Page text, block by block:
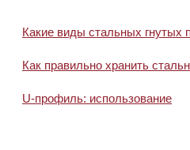
Какие виды стальных гнутых
Как правильно хранить
U-профиль: использование